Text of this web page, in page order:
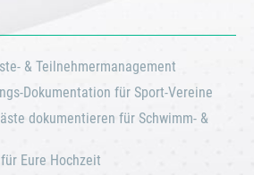
& Teilnehmermanagement
Dokumentation für Sport-Vereine
dokumentieren für Schwimm- &
Eure Hochzeit